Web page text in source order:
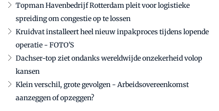
Topman Havenbedrijf Rotterdam pleit voor logistieke
spreiding om congestie op te lossen
Kruidvat installeert heel nieuw inpakproces tijdens lopende
operatie - FOTO'S
Dachser-top ziet ondanks wereldwijde onzekerheid volop
kansen
Klein verschil, grote gevolgen - Arbeidsovereenkomst
aanzeggen of opzeggen?